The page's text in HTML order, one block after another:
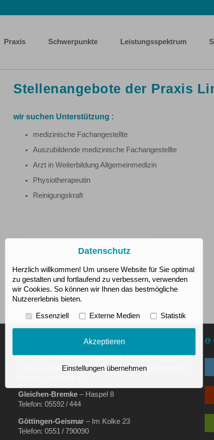
Praxis Schwerpunkte Leistungsspektrum
Stellenangebote der Praxis
wir suchen Unterstützung :
medizinische Fachangestellte
Auszubildende medizinische Fachangestellte
Arzt in Weiterbildung Allgemeinmedizin
Physiotherapeutin
Reinigungskraft
PRAXIS-STANDORTE
Wir führendrei Praxisstandorte,damit Sie unsere
hausärztliche Kompetenz immer in Ihrer Nähe nutzen
Gleichen‑Bremke – Haspel 8
Telefon: 05592 / 444
Göttingen‑Geismar – Im Kolke 23
Telefon: 0551 / 790090
Datenschutz
Herzlich willkommen! Um unsere Website für Sie optimal
zu gestalten und fortlaufend zu verbessern, verwenden
wir Cookies. So können wir Ihnen das bestmögliche
Nutzererlebnis bieten.
Essenziell Externe Medien Statistik
Akzeptieren
Einstellungen übernehmen